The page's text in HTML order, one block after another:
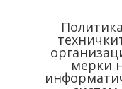
мерки